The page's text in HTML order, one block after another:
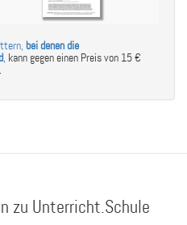
bei denen die
, kann gegen einen Preis von 15 €
zu Unterricht.Schule